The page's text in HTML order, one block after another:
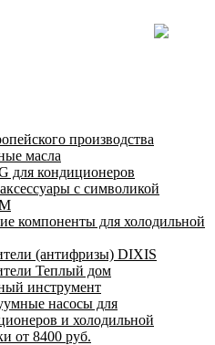
производства
масла
для кондиционеров
с символикой
компоненты для холодильной
(антифризы) DIXIS
Теплый дом
инструмент
насосы для
и холодильной
от 8400 руб.